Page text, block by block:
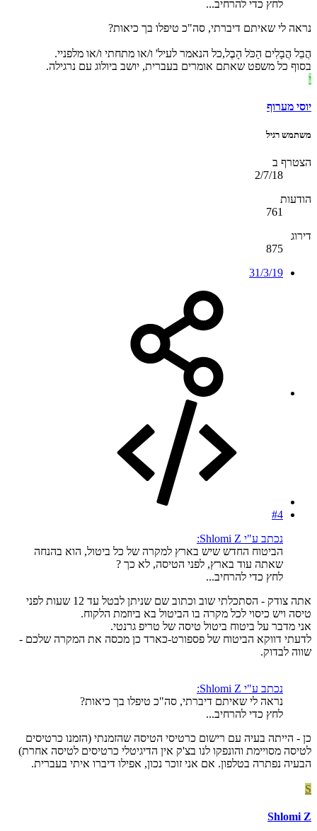
לחץ כדי להרחיב...
נראה לי שאיתם דיברתי, סה"כ טיפלו בך כיאות?
הֲבֵל הֲבָלִים הַכֹּל הָבֶל,כל הנאמר לעיל' ו/או מתחתי ו/או מלפניי.
בסוף כל משפט שאתם אומרים בעברית, יושב ביולוג עם נרגילה.
י
יוסי מערוף
משתמש רגיל
הצטרף ב
2/7/18
הודעות
761
דירוג
875
31/3/19
#4
נכתב ע"י Shlomi Z:
הביטוח החדש שיש בארץ למקרה של כל ביטול, הוא בהנחה
שאתה עוד בארץ, לפני הטיסה, לא כך ?
לחץ כדי להרחיב...
אתה צודק - הסתכלתי שוב וכתוב שם שניתן לבטל עד 12 שעות לפני
טיסה ויש כיסוי לכל מקרה בו הביטול בא ביוזמת הלקוח.
אני מדבר על ביטוח ביטול טיסה של טריפ גרנטי.
לדעתי דווקא הביטוח של פספורט-כארד כן מכסה את המקרה שלכם -
שווה לבדוק.
נכתב ע"י Shlomi Z:
נראה לי שאיתם דיברתי, סה"כ טיפלו בך כיאות?
לחץ כדי להרחיב...
כן - הייתה בעיה עם רישום כרטיסי הטיסה שהזמנתי (הזמנו כרטיסים
לטיסה מסויימת והונפקו לנו בצ'ק אין הדיגיטלי כרטיסים לטיסה אחרת)
הבעיה נפתרה בטלפון. אם אני זוכר נכון, אפילו דיברו איתי בעברית.
S
Shlomi Z